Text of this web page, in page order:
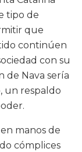
tipo de
que
continúen
con su
de Nava sería
un respaldo
manos de
cómplices